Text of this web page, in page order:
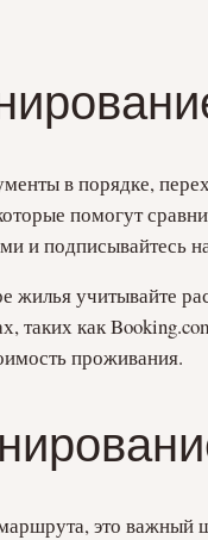
в порядке,
помогут
и подписывайтесь
жилья учитывайте
таких как
проживания.
это важный